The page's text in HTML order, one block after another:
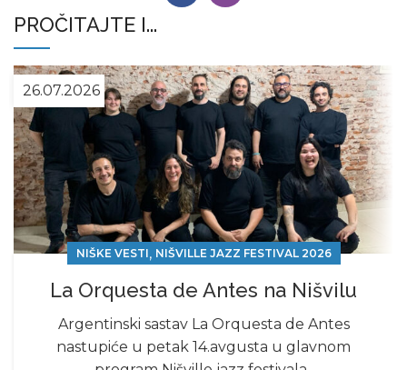
PROČITAJTE I...
26.07.2026
NIŠKE VESTI, NIŠVILLE JAZZ FESTIVAL 2026
La Orquesta de Antes na Nišvilu
Argentinski sastav La Orquesta de Antes
nastupiće u petak 14.avgusta u glavnom